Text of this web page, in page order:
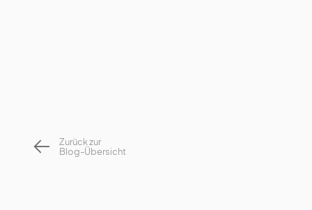
Zurück zur
Blog-Übersicht